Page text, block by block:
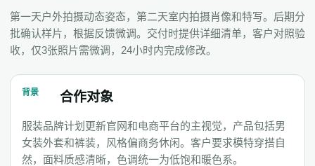
第一天户外拍摄动态姿态，第二天室内拍摄肖像和特写。后期分
批确认样片，根据反馈微调。交付时提供详细清单，客户对照验
收，仅3张照片需微调，24小时内完成修改。
背景 合作对象
服装品牌计划更新官网和电商平台的主视觉，产品包括男
女装外套和裤装，风格偏商务休闲。客户要求模特穿搭自
然，面料质感清晰，色调统一为低饱和暖色系。